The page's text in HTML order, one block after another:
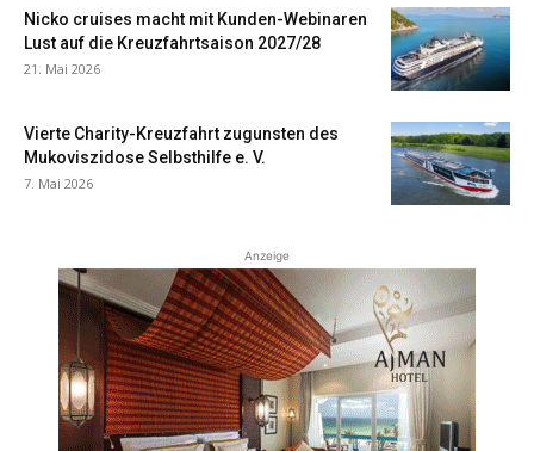
Nicko cruises macht mit Kunden-Webinaren
Lust auf die Kreuzfahrtsaison 2027/28
21. Mai 2026
Vierte Charity-Kreuzfahrt zugunsten des
Mukoviszidose Selbsthilfe e. V.
7. Mai 2026
Anzeige